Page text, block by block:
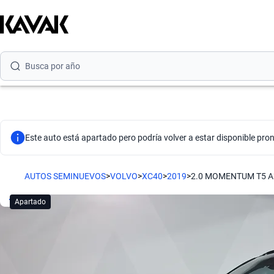
Busca por marca
Busca por versión
Este auto está apartado pero podría volver a estar disponible
AUTOS SEMINUEVOS>VOLVO>XC40>2019>2.0 MOMENTUM T5
Apartado